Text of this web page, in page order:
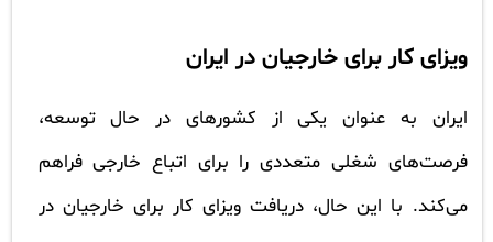
ویزای کار برای خارجیان در ایران
ایران به عنوان یکی از کشورهای در حال توسعه،
فرصت‌های شغلی متعددی را برای اتباع خارجی فراهم
می‌کند. با این حال، دریافت ویزای کار برای خارجیان در